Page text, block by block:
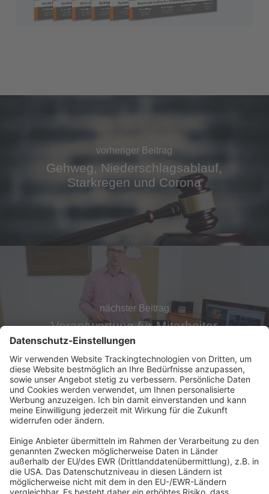
vorheriger Beitrag
Gehweg, Niederschlagsablauf,
Starkregen und Corona
nächster Beitrag
Verantwortung für Mitarbeiter
Abonnement anfordern|Abo kündigen|
Werben bei uns